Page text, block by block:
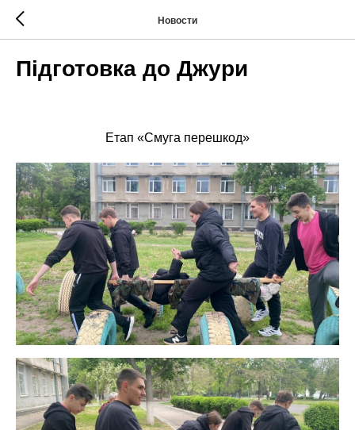
Новости
Підготовка до Джури
Етап «Смуга перешкод»